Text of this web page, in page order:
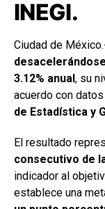
INEGI.
Ciudad de
3.12% anual, su
acuerdo con
de Estadística y
El resultado
consecutivo de
indicador al
establece una